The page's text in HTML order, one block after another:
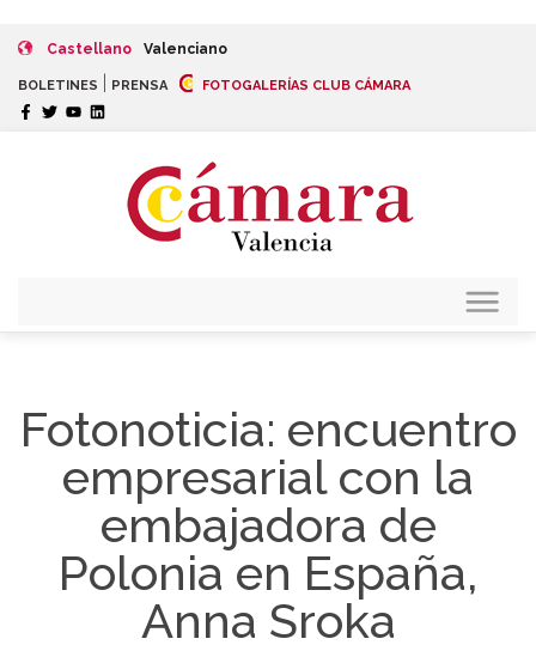
Castellano Valenciano
BOLETINES PRENSA FOTOGALERÍAS CLUB CÁMARA
Fotonoticia: encuentro
empresarial con la
embajadora de
Polonia en España,
Anna Sroka